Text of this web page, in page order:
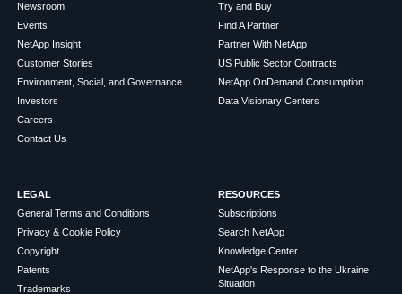
Newsroom
Events
NetApp Insight
Customer Stories
Environment, Social, and Governance
Investors
Careers
Contact Us
Try and Buy
Find A Partner
Partner With NetApp
US Public Sector Contracts
NetApp OnDemand Consumption
Data Visionary Centers
LEGAL
General Terms and Conditions
Privacy & Cookie Policy
Copyright
Patents
Trademarks
RESOURCES
Subscriptions
Search NetApp
Knowledge Center
NetApp's Response to the Ukraine
Situation